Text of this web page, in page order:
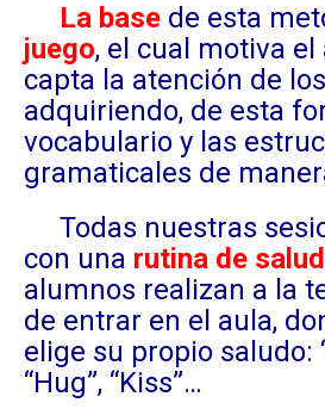
La base de esta
juego, el cual motiva
capta la atención de
adquiriendo, de esta
vocabulario y las
gramaticales de
Todas nuestras
con una rutina de
alumnos realizan a la
de entrar en el aula,
elige su propio saludo:
“Hug”, “Kiss”…